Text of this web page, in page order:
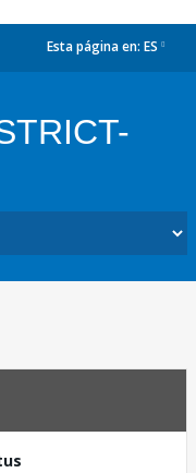
Esta página en: ES